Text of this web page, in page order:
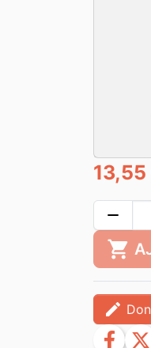
13,55
remove
shopping_cart
edit
facebook twitter